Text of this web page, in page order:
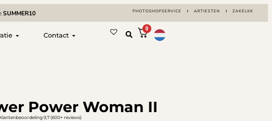
SUMMER10 PHOTOSHOPSERVICE ARTIESTEN ZAKELIJK
Contact
0
Power Woman II
Klantenbeoordeling 9,7 (600+ reviews)